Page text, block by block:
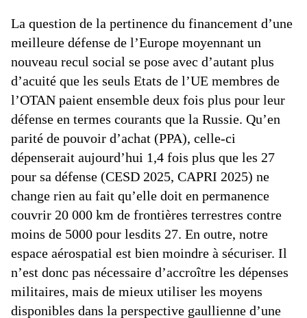
La question de la pertinence du financement d’une
meilleure défense de l’Europe moyennant un
nouveau recul social se pose avec d’autant plus
d’acuité que les seuls Etats de l’UE membres de
l’OTAN paient ensemble deux fois plus pour leur
défense en termes courants que la Russie. Qu’en
parité de pouvoir d’achat (PPA), celle-ci
dépenserait aujourd’hui 1,4 fois plus que les 27
pour sa défense (CESD 2025, CAPRI 2025) ne
change rien au fait qu’elle doit en permanence
couvrir 20 000 km de frontières terrestres contre
moins de 5000 pour lesdits 27. En outre, notre
espace aérospatial est bien moindre à sécuriser. Il
n’est donc pas nécessaire d’accroître les dépenses
militaires, mais de mieux utiliser les moyens
disponibles dans la perspective gaullienne d’une